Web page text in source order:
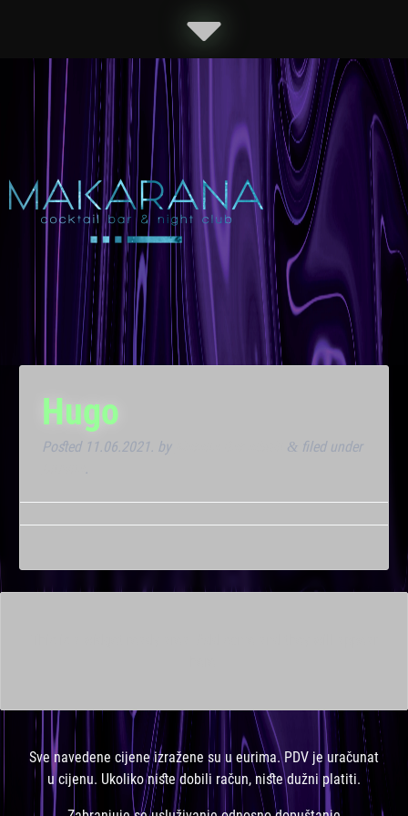
Hugo
Posted 11.06.2021. by & filed under
.
Sve navedene cijene izražene su u eurima. PDV je uračunat
u cijenu. Ukoliko niste dobili račun, niste dužni platiti.